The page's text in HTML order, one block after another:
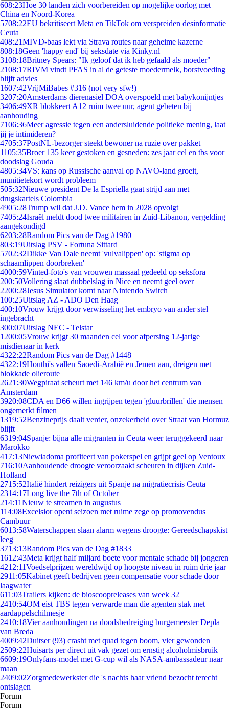
608:23Hoe 30 landen zich voorbereiden op mogelijke oorlog met
China en Noord-Korea
5708:22EU bekritiseert Meta en TikTok om verspreiden desinformatie
Ceuta
408:21MIVD-baas lekt via Strava routes naar geheime kazerne
808:18Geen 'happy end' bij seksdate via Kinky.nl
3108:18Britney Spears: "Ik geloof dat ik heb gefaald als moeder"
2108:17RIVM vindt PFAS in al de geteste moedermelk, borstvoeding
blijft advies
1607:42VrijMiBabes #316 (not very sfw!)
3207:20Amsterdams dierenasiel DOA overspoeld met babykonijntjes
3406:49XR blokkeert A12 ruim twee uur, agent gebeten bij
aanhouding
7106:36Meer agressie tegen een andersluidende politieke mening, laat
jij je intimideren?
4705:37PostNL-bezorger steekt bewoner na ruzie over pakket
1105:35Broer 135 keer gestoken en gesneden: zes jaar cel en tbs voor
doodslag Gouda
4805:34VS: kans op Russische aanval op NAVO-land groeit,
munitietekort wordt probleem
505:32Nieuwe president De la Espriella gaat strijd aan met
drugskartels Colombia
4905:28Trump wil dat J.D. Vance hem in 2028 opvolgt
7405:24Israël meldt dood twee militairen in Zuid-Libanon, vergelding
aangekondigd
6203:28Random Pics van de Dag #1980
803:19Uitslag PSV - Fortuna Sittard
5702:32Dikke Van Dale neemt 'vulvalippen' op: 'stigma op
schaamlippen doorbreken'
4000:59Vinted-foto's van vrouwen massaal gedeeld op seksfora
200:50Vollering slaat dubbelslag in Nice en neemt geel over
2200:28Jesus Simulator komt naar Nintendo Switch
100:25Uitslag AZ - ADO Den Haag
400:10Vrouw krijgt door verwisseling het embryo van ander stel
ingebracht
300:07Uitslag NEC - Telstar
1200:05Vrouw krijgt 30 maanden cel voor afpersing 12-jarige
misdienaar in kerk
4322:22Random Pics van de Dag #1448
4322:19Houthi's vallen Saoedi-Arabië en Jemen aan, dreigen met
blokkade olieroute
2621:30Wegpiraat scheurt met 146 km/u door het centrum van
Amsterdam
3920:08CDA en D66 willen ingrijpen tegen 'gluurbrillen' die mensen
ongemerkt filmen
1319:52Benzineprijs daalt verder, onzekerheid over Straat van Hormuz
blijft
6319:04Spanje: bijna alle migranten in Ceuta weer teruggekeerd naar
Marokko
417:13Niewiadoma profiteert van pokerspel en grijpt geel op Ventoux
716:10Aanhoudende droogte veroorzaakt scheuren in dijken Zuid-
Holland
2715:52Italië hindert reizigers uit Spanje na migratiecrisis Ceuta
2314:17Long live the 7th of October
214:11Nieuw te streamen in augustus
114:08Excelsior opent seizoen met ruime zege op promovendus
Cambuur
6013:58Waterschappen slaan alarm wegens droogte: Gereedschapskist
leeg
3713:13Random Pics van de Dag #1833
1612:43Meta krijgt half miljard boete voor mentale schade bij jongeren
4212:11Voedselprijzen wereldwijd op hoogste niveau in ruim drie jaar
2911:05Kabinet geeft bedrijven geen compensatie voor schade door
laagwater
611:03Trailers kijken: de bioscoopreleases van week 32
2410:54OM eist TBS tegen verwarde man die agenten stak met
aardappelschilmesje
2410:18Vier aanhoudingen na doodsbedreiging burgemeester Depla
van Breda
4009:42Duitser (93) crasht met quad tegen boom, vier gewonden
2509:22Huisarts per direct uit vak gezet om ernstig alcoholmisbruik
6609:19Onlyfans-model met G-cup wil als NASA-ambassadeur naar
maan
2409:02Zorgmedewerkster die 's nachts haar vriend bezocht terecht
ontslagen
Forum
Forum